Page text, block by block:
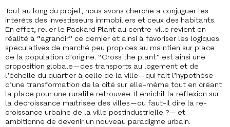
Tout au long du projet, nous avons cherché à conjuguer les
intérêts des investisseurs immobiliers et ceux des habitants.
En effet, relier le Packard Plant au centre-ville revient en
réalité à “agrandir” ce dernier et ainsi à favoriser les logiques
spéculatives de marché peu propices au maintien sur place
de la population d’origine. “Cross the plant” est ainsi une
proposition globale — des transports au logement et de
l’échelle du quartier à celle de la ville — qui fait l’hypothèse
d’une transformation de la cité sur elle-même tout en créant
la place pour une ruralité retrouvée. Il enrichit la réflexion sur
la décroissance maîtrisée des villes — ou faut-il dire la re-
croissance urbaine de la ville postindustrielle ?— et
ambitionne de devenir un nouveau paradigme urbain.